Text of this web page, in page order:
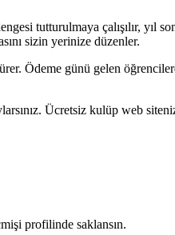
tutturulmaya çalışılır, yıl
sizin yerinize düzenler.
Ödeme günü gelen
Ücretsiz kulüp web
profilinde saklansın.